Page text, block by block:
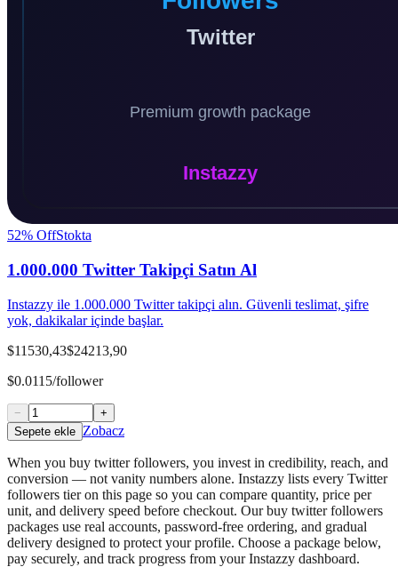
52% OffStokta
1.000.000 Twitter Takipçi Satın Al
Instazzy ile 1.000.000 Twitter takipçi alın. Güvenli teslimat, şifre
yok, dakikalar içinde başlar.
$11530,43$24213,90
$0.0115/follower
−
+
Sepete ekle Zobacz
When you buy twitter followers, you invest in credibility, reach, and
conversion — not vanity numbers alone. Instazzy lists every Twitter
followers tier on this page so you can compare quantity, price per
unit, and delivery speed before checkout. Our buy twitter followers
packages use real accounts, password-free ordering, and gradual
delivery designed to protect your profile. Choose a package below,
pay securely, and track progress from your Instazzy dashboard.